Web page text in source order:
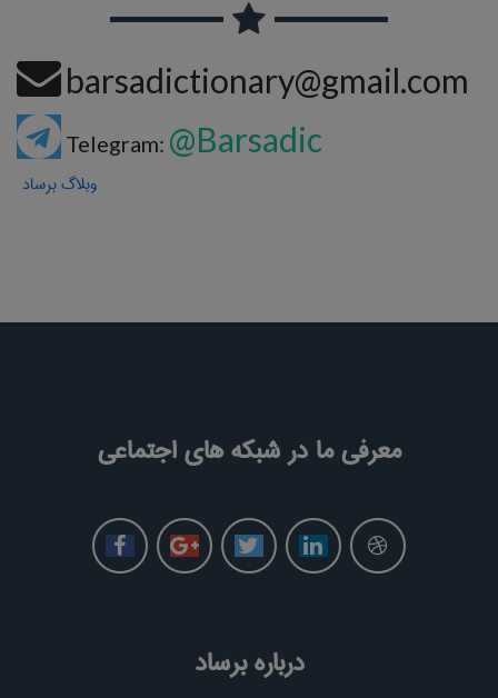
barsadictionary@gmail.com
Telegram: @Barsadic
وبلاگ برساد
معرفی ما در شبکه های اجتماعی
درباره برساد